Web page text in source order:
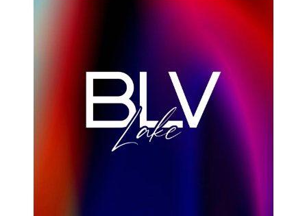
proposant, en plus d'un superbe écailler, une cuisine à base de
produits frais. Que vous soyez de la team terrasse face au lac ou de
l'équipe crustacé, vous trouverez sans conteste votre bonheur ici.
Souhaitons donc chaleureusement la bienvenue à ces trois nouveaux
partenaires qui sauront ravir nos papilles de la plus belle des façons
dans des cadres d'exception.